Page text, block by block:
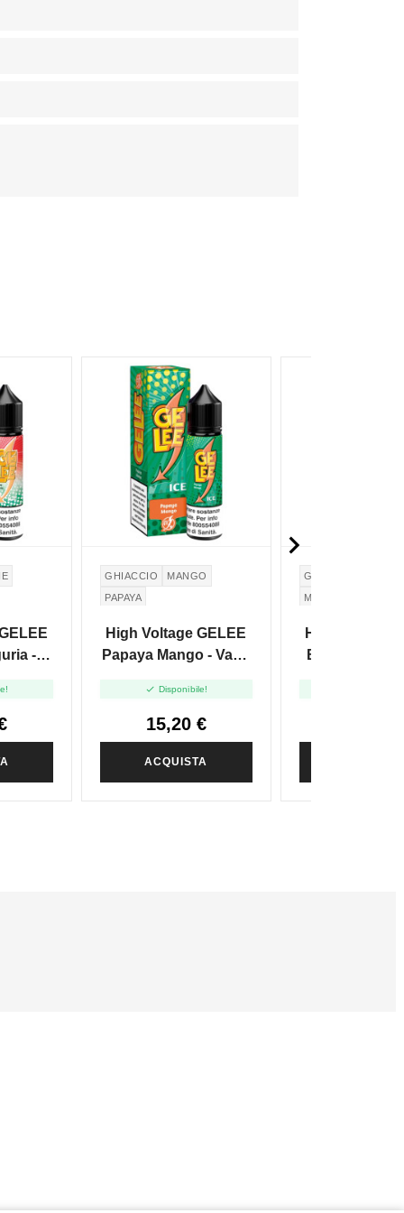
GHIACCIO
MANGO
PAPAYA
High Voltage GELEE
Papaya Mango - Vape
 Disponibile!
15,20 €
ACQUISTA
GHIACCIO
MORA
High Voltage
Banana Mora - Vape
